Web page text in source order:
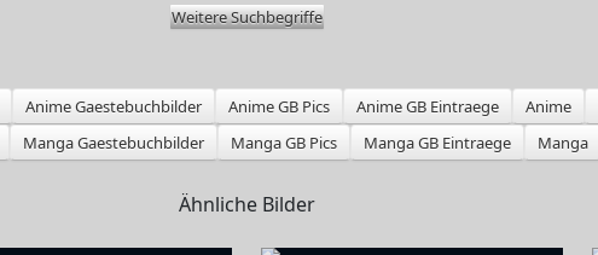
Weitere Suchbegriffe
Anime Gaestebuchbilder Anime GB Pics Anime GB Eintraege Anime
Manga Gaestebuchbilder Manga GB Pics Manga GB Eintraege Manga
Ähnliche Bilder